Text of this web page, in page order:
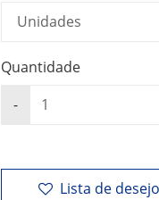
Quantidade
Lista de